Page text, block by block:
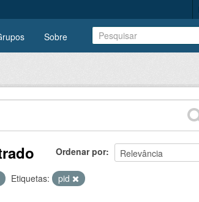
Sobre
Ordenar por
Etiquetas: pid